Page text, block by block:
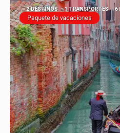
2 DESTINOS 1 TRANSPORTES 6
Paquete de vacaciones